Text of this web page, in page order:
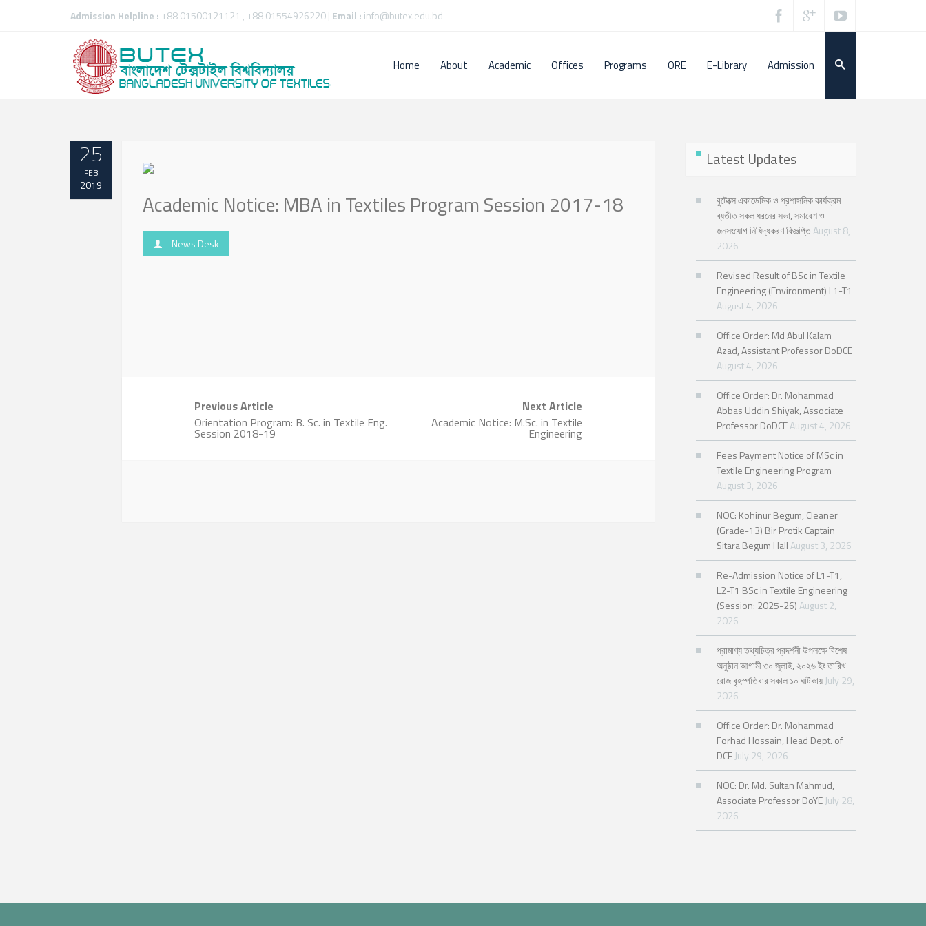
Admission Helpline : +88 01500121121 , +88 01554926220 | Email : info@butex.edu.bd
Home About Academic Offices Programs ORE E-Library Admission
25
FEB
2019
Academic Notice: MBA in Textiles Program Session 2017-18
News Desk
Previous Article
Orientation Program: B. Sc. in Textile Eng.
Session 2018-19
Next Article
Academic Notice: M.Sc. in Textile
Engineering
Latest Updates
বুটেক্সে একাডেমিক ও প্রশাসনিক কার্যক্রম
ব্যতীত সকল ধরনের সভা, সমাবেশ ও
জনসংযোগ নিষিদ্ধকরণ বিজ্ঞপ্তিAugust 8,
2026
Revised Result of BSc in Textile
Engineering (Environment) L1-T1
August 4, 2026
Office Order: Md Abul Kalam
Azad, Assistant Professor DoDCE
August 4, 2026
Office Order: Dr. Mohammad
Abbas Uddin Shiyak, Associate
Professor DoDCEAugust 4, 2026
Fees Payment Notice of MSc in
Textile Engineering Program
August 3, 2026
NOC: Kohinur Begum, Cleaner
(Grade-13) Bir Protik Captain
Sitara Begum HallAugust 3, 2026
Re-Admission Notice of L1-T1,
L2-T1 BSc in Textile Engineering
(Session: 2025-26)August 2,
2026
প্রামাণ্য তথ্যচিত্র প্রদর্শনী উপলক্ষে বিশেষ
অনুষ্ঠান আগামী ৩০ জুলাই, ২০২৬ ইং তারিখ
রোজ বৃহস্পতিবার সকাল ১০ ঘটিকায় July 29,
2026
Office Order: Dr. Mohammad
Forhad Hossain, Head Dept. of
DCE July 29, 2026
NOC: Dr. Md. Sultan Mahmud,
Associate Professor DoYE July 28,
2026